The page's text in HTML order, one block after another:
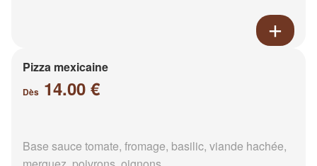
Pizza mexicaine
Dès 14.00 €
Base sauce tomate, fromage, basilic, viande hachée,